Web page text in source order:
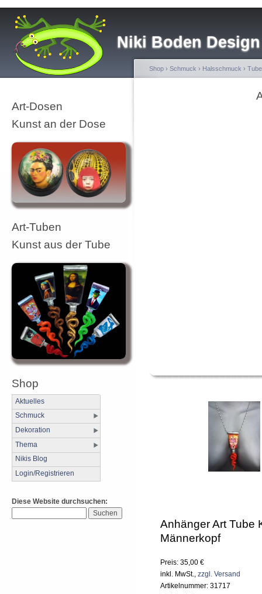
Niki Boden Design
Art-Dosen
Kunst an der Dose
Art-Tuben
Kunst aus der Tube
Shop
Aktuelles
Schmuck
Dekoration
Thema
Nikis Blog
Login/Registrieren
Diese Website durchsuchen:
Shop › Schmuck › Halsschmuck ›
Anhänger Art Tube
Männerkopf
Preis: 35,00 €
inkl. MwSt., zzgl. Versand
Artikelnummer: 31717